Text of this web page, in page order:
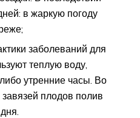
в жаркую погоду
заболеваний для
теплую воду,
утренние часы. Во
плодов полив